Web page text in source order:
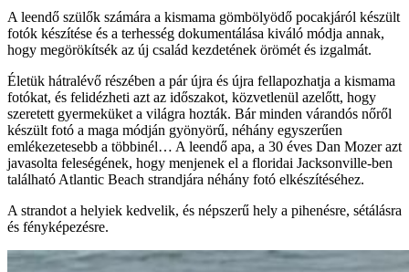
A leendő szülők számára a kismama gömbölyödő pocakjáról készült
fotók készítése és a terhesség dokumentálása kiváló módja annak,
hogy megörökítsék az új család kezdetének örömét és izgalmát.
Életük hátralévő részében a pár újra és újra fellapozhatja a kismama
fotókat, és felidézheti azt az időszakot, közvetlenül azelőtt, hogy
szeretett gyermeküket a világra hozták. Bár minden várandós nőről
készült fotó a maga módján gyönyörű, néhány egyszerűen
emlékezetesebb a többinél… A leendő apa, a 30 éves Dan Mozer azt
javasolta feleségének, hogy menjenek el a floridai Jacksonville-ben
található Atlantic Beach strandjára néhány fotó elkészítéséhez.
A strandot a helyiek kedvelik, és népszerű hely a pihenésre, sétálásra
és fényképezésre.